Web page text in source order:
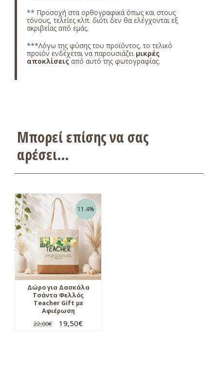
** Προσοχή στα ορθογραφικά όπως και στους
τόνους, τελείες κλπ. διότι δεν θα ελέγχονται εξ
ακριβείας από εμάς.
***Λόγω της φύσης του προϊόντος, το τελικό
προϊόν ενδέχεται να παρουσιάζει μικρές
αποκλίσειςαπό αυτό της φωτογραφίας.
Μπορεί επίσης να σας
αρέσει…
11.4%
Δώρο για Δασκάλα
Τσάντα Φελλός
Teacher Gift με
Αφιέρωση
22,00€ 19,50€